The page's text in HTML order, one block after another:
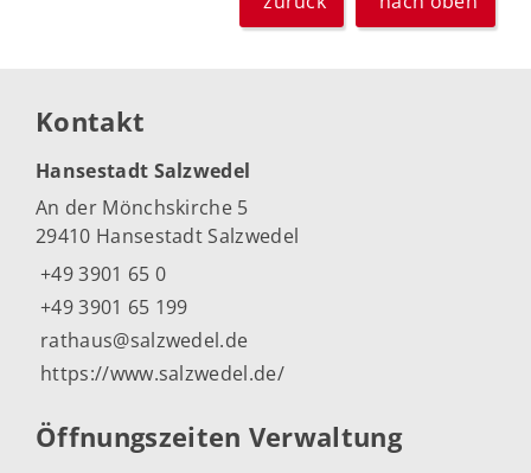
Kontakt
Hansestadt Salzwedel
An der Mönchskirche 5
29410 Hansestadt Salzwedel
+49 3901 65 0
+49 3901 65 199
rathaus@salzwedel.de
https://www.salzwedel.de/
Öffnungszeiten Verwaltung